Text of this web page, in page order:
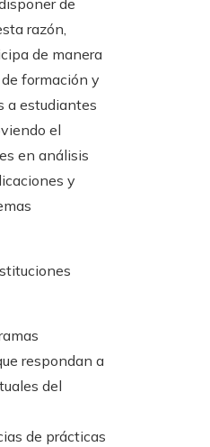
de
razón,
de manera
formación y
a estudiantes
el
en análisis
y
respondan a
del
de prácticas